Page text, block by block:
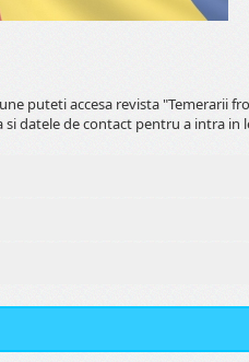
puteti accesa revista "Temerarii
si datele de contact pentru a intra in